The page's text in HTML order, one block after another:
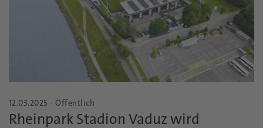
12.03.2025 - Öffentlich
Rheinpark Stadion Vaduz wird